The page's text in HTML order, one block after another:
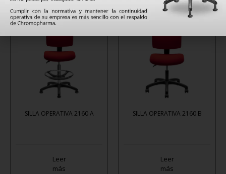
SILLA OPERATIVA 2160 A
Leer
más
SILLA OPERATIVA 2160 B
Leer
más